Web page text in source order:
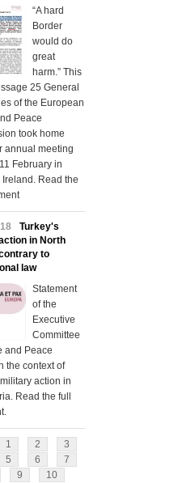
“A hard
Border
would do
great
harm.” This
25 General
of the European
Peace
took home
annual meeting
February in
Ireland. Read the
Turkey's
in North
to
law
Statement
of the
Executive
Committee
and Peace
the context of
action in
Read the full
1 2
3
5 6
7
9
10